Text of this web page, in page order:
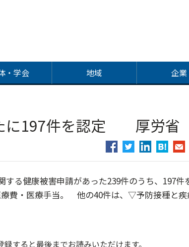
・学会 地域 企業
に197件を認定 厚労省
る健康被害申請があった239件のうち、197件
費・医療手当。 他の40件は、▽予防接種と疾
すると最後までお読みいただけます。